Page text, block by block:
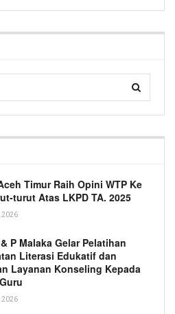
Timur Raih Opini WTP Ke
turut Atas LKPD TA. 2025
2026
P Malaka Gelar Pelatihan
Literasi Edukatif dan
Layanan Konseling Kepada
2026